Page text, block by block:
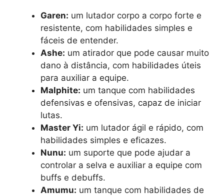
Garen: um lutador corpo a corpo forte e
resistente, com habilidades simples e
fáceis de entender.
Ashe: um atirador que pode causar muito
dano à distância, com habilidades úteis
para auxiliar a equipe.
Malphite: um tanque com habilidades
defensivas e ofensivas, capaz de iniciar
lutas.
Master Yi: um lutador ágil e rápido, com
habilidades simples e eficazes.
Nunu: um suporte que pode ajudar a
controlar a selva e auxiliar a equipe com
buffs e debuffs.
Amumu: um tanque com habilidades de